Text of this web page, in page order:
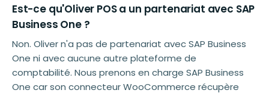
Est-ce qu'Oliver POS a un partenariat avec SAP
Business One ?
Non. Oliver n'a pas de partenariat avec SAP Business
One ni avec aucune autre plateforme de
comptabilité. Nous prenons en charge SAP Business
One car son connecteur WooCommerce récupère